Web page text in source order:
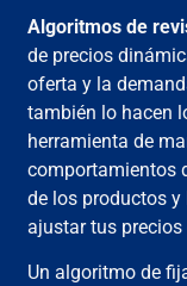
Algoritmos de
de precios
oferta y la
también lo hacen
herramienta de
comportamientos
de los productos
ajustar tus precios
Un algoritmo de